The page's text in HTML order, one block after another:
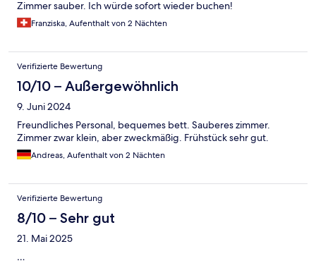
Zimmer sauber. Ich würde sofort wieder buchen!
Franziska, Aufenthalt von 2 Nächten
Verifizierte Bewertung
10/10 – Außergewöhnlich
9. Juni 2024
Freundliches Personal, bequemes bett. Sauberes zimmer.
Zimmer zwar klein, aber zweckmäßig. Frühstück sehr gut.
Andreas, Aufenthalt von 2 Nächten
Verifizierte Bewertung
8/10 – Sehr gut
21. Mai 2025
…